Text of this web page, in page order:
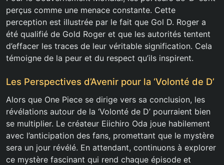
perçus comme une menace constante. Cette
perception est illustrée par le fait que Gol D. Roger a
été qualifié de Gold Roger et que les autorités tentent
d’effacer les traces de leur véritable signification. Cela
témoigne de la peur et du respect qu’ils inspirent.
Les Perspectives d’Avenir pour la ‘Volonté de D’
Alors que One Piece se dirige vers sa conclusion, les
révélations autour de la ‘Volonté de D’ pourraient bien
se multiplier. Le créateur Eiichiro Oda joue habilement
avec l’anticipation des fans, promettant que le mystère
sera un jour révélé. En attendant, continuons à explorer
ce mystère fascinant qui rend chaque épisode et